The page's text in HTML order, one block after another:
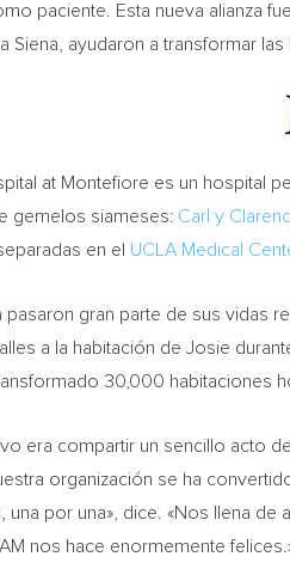
paciente. Esta nueva alianza
Siena, ayudaron a transformar
at Montefiore es un hospital
gemelos siameses: Carl y
en el UCLA Medical
pasaron gran parte de sus vidas
a la habitación de Josie
30,000 habitaciones
era compartir un sencillo acto
organización se ha
una por una», dice. «Nos llena
nos hace enormemente